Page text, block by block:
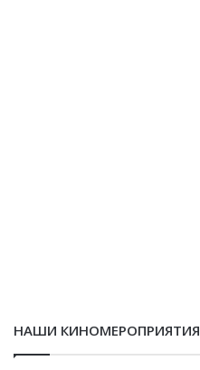
НАШИ КИНОМЕРОПРИЯТИЯ